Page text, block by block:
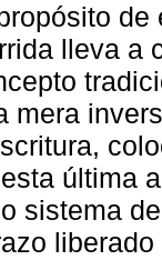
de
lleva a
mera
última
sistema